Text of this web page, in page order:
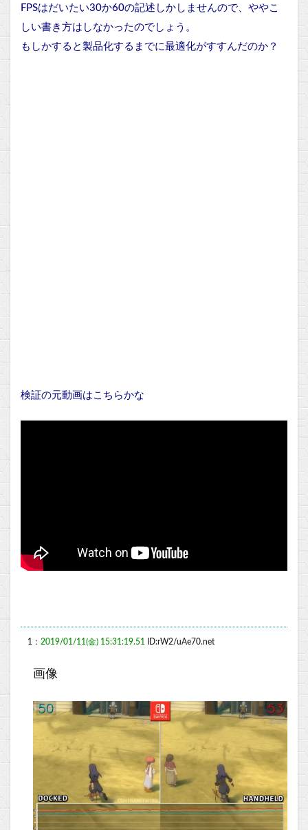
FPSはだいたい30か60の記述しかしませんので、ややこ
しい書き方はしなかったのでしょう。
もしかすると製品化するまでに最適化がすすんだのか？
検証の元動画はこちらかな
1： 2019/01/11(金) 15:31:19.51 ID:rW2/uAe70.net
画像